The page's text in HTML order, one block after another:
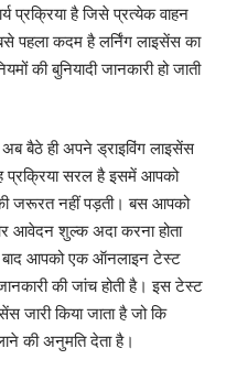
प्रक्रिया है जिसे प्रत्येक वाहन
पहला कदम है लर्निंग लाइसेंस का
की बुनियादी जानकारी हो जाती
बैठे ही अपने ड्राइविंग लाइसेंस
सरल है इसमें आपको
जरूरत नहीं पड़ती। बस आपको
आवेदन शुल्क अदा करना होता
आपको एक ऑनलाइन टेस्ट
की जांच होती है। इस टेस्ट
जारी किया जाता है जो कि
की अनुमति देता है।